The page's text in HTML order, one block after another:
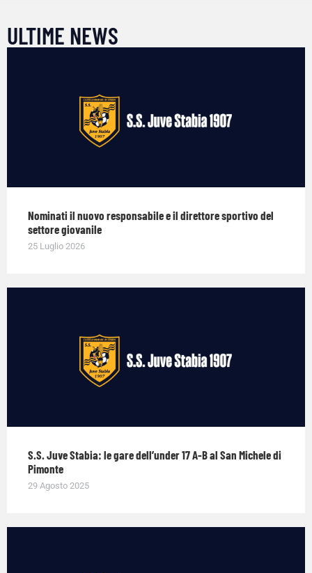
ULTIME NEWS
Nominati il nuovo responsabile e il direttore sportivo del
settore giovanile
25 Luglio 2026
S.S. Juve Stabia: le gare dell’under 17 A-B al San Michele di
Pimonte
29 Agosto 2025